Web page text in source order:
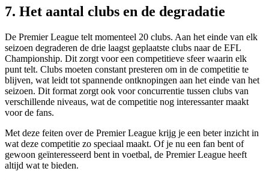
7. Het aantal clubs en de degradatie
De Premier League telt momenteel 20 clubs. Aan het einde van elk
seizoen degraderen de drie laagst geplaatste clubs naar de EFL
Championship. Dit zorgt voor een competitieve sfeer waarin elk
punt telt. Clubs moeten constant presteren om in de competitie te
blijven, wat leidt tot spannende ontknopingen aan het einde van het
seizoen. Dit format zorgt ook voor concurrentie tussen clubs van
verschillende niveaus, wat de competitie nog interessanter maakt
voor de fans.
Met deze feiten over de Premier League krijg je een beter inzicht in
wat deze competitie zo speciaal maakt. Of je nu een fan bent of
gewoon geïnteresseerd bent in voetbal, de Premier League heeft
altijd wat te bieden.